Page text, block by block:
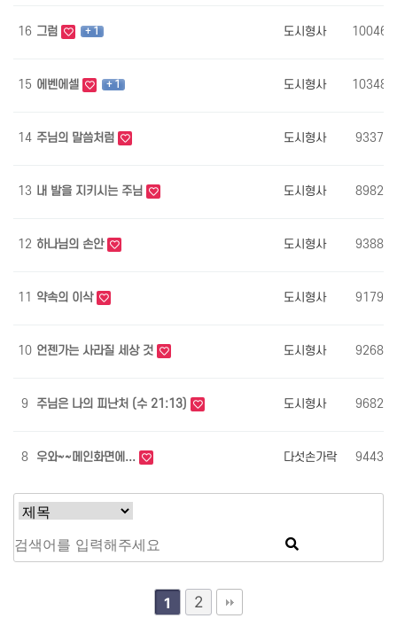
16 그럼 + 1 도시형사 10046
15 에벤에셀 + 1 도시형사 10348
14 주님의 말씀처럼 도시형사 9337
13 내 발을 지키시는 주님 도시형사 8982
12 하나님의 손안 도시형사 9388
11 약속의 이삭 도시형사 9179
10 언젠가는 사라질 세상 것 도시형사 9268
9 주님은 나의 피난처 (수 21:13) 도시형사 9682
8 우와~~메인화면에... 다섯손가락 9443
1 2